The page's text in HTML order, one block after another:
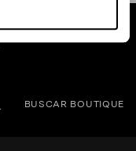
BUSCAR BOUTIQUE